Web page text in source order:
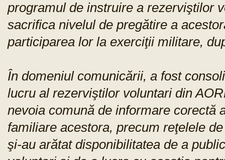
programul de instruire a rezerviştilor
sacrifica nivelul de pregătire a
participarea lor la exerciţii militare,
În domeniul comunicării, a fost
lucru al rezerviştilor voluntari din
nevoia comună de informare corectă
familiare acestora, precum reţelele
şi-au arătat disponibilitatea de a